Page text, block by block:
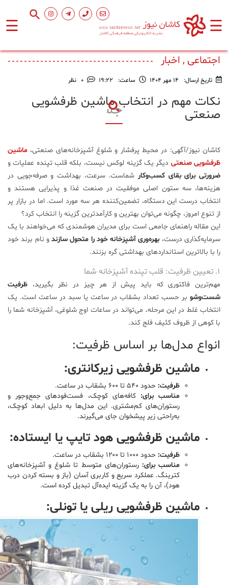
☰ ☰
اصلی
ورزشی
محیط
زیست
علم
و
عکس
پادکست
فرهنگی
اجتماعی , اخبار
تاریخ ارسال: 14 مهر 1404 ساعت: ۱۹:۲۲ 0 نظر
نکات مهم در انتخاب ماشین ظرفشویی
صنعتی
کاشان نیوز/آگهی: در محیط پرفشار و شلوغ آشپزخانه‌های صنعتی، ماشین
ظرفشویی صنعتی دیگر یک گزینه لوکس نیست، بلکه قلب تپنده عملیات و
ضرورتی برای بقای کسب‌وکار شماست. سرعت، بهداشت و صرفه‌جویی در
هزینه‌ها، سه ستون اصلی موفقیت در صنعت غذا و پذیرایی هستند و
انتخاب درست این دستگاه، تضمین‌کننده هر سه مورد است. اما در بازار پر
از تنوع امروز، چگونه می‌توان بهترین و کارآمدترین گزینه را انتخاب کرد؟
این مقاله راهنمای جامعی است برای مدیران هوشمندی که می‌خواهند با یک
سرمایه‌گذاری درست،بهره‌وری آشپزخانه خود را متحول سازندو نام برند خود
را با بالاترین استانداردهای بهداشتی گره بزنند.
۱. تعیین ظرفیت: قلب تپنده آشپزخانه شما
مهم‌ترین فاکتوری که باید پیش از هر چیز در نظر بگیرید، ظرفیت
شست‌وشو بر حسب تعداد بشقاب در ساعت یا سبد در ساعت است. یک
انتخاب غلط در این مرحله، می‌تواند در ساعات اوج شلوغی، آشپزخانه شما را
با کوهی از ظروف کثیف فلج کند.
انواع مدل‌ها بر اساس ظرفیت:
ماشین ظرفشویی زیرکانتری:
ظرفیت: حدود ۵۴۰ تا ۶۰۰ بشقاب در ساعت.
مناسب برای: کافه‌های کوچک، فست‌فودهای جمع‌وجور و
رستوران‌های کم‌مشتری. این مدل‌ها به دلیل ابعاد کوچک،
به‌راحتی زیر پیشخوان جای می‌گیرند.
ماشین ظرفشویی هود تایپ یا ایستاده:
ظرفیت: حدود ۱۰۰۰ تا ۱۲۰۰ بشقاب در ساعت.
مناسب برای: رستوران‌های متوسط تا شلوغ و آشپزخانه‌های
کترینگ. عملکرد سریع و کاربری آسان (باز و بسته کردن درب
هود)، آن را به یک گزینه ایده‌آل تبدیل کرده است.
ماشین ظرفشویی ریلی یا تونلی: